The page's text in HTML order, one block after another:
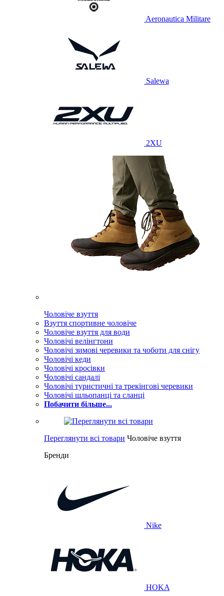
Aeronautica Militare
Salewa
2XU
Чоловіче взуття
Взуття спортивне чоловіче
Чоловіче взуття для води
Чоловічі велінгтони
Чоловічі зимові черевики та чоботи для снігу
Чоловічі кеди
Чоловічі кросівки
Чоловічі сандалі
Чоловічі туристичні та трекінгові черевики
Чоловічі шльопанці та сланці
Побачити більше...
Переглянути всі товари Чоловіче взуття
Бренди
Nike
HOKA